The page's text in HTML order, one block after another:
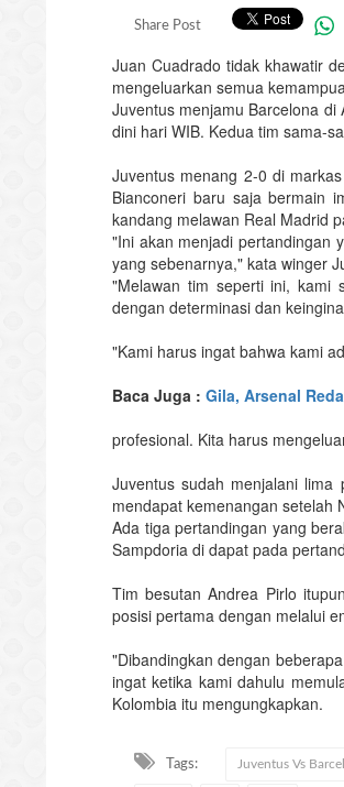
Share Post
Juan Cuadrado tidak khawatir
mengeluarkan semua
Juventus menjamu Barcelona
dini hari WIB. Kedua tim sama-
Juventus menang 2-0 di
Bianconeri baru saja bermain
kandang melawan Real Madrid
"Ini akan menjadi pertandingan
yang sebenarnya," kata winger
"Melawan tim seperti ini, kami
dengan determinasi dan
"Kami harus ingat bahwa kami
Baca Juga : Gila, Arsenal
profesional. Kita harus
Juventus sudah menjalani
mendapat kemenangan setelah
Ada tiga pertandingan yang
Sampdoria di dapat pada
Tim besutan Andrea Pirlo
posisi pertama dengan melalui
"Dibandingkan dengan
ingat ketika kami dahulu
Kolombia itu mengungkapkan.
Tags: Juventus Vs